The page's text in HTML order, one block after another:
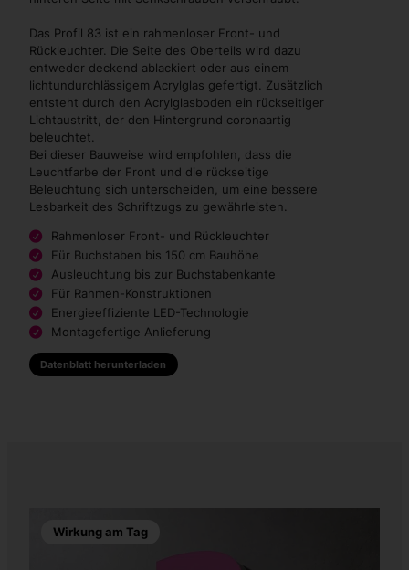
Das Profil 83 ist ein rahmenloser Front- und
Rückleuchter. Die Seite des Oberteils wird dazu
entweder deckend ablackiert oder aus einem
lichtundurchlässigem Acrylglas gefertigt. Zusätzlich
entsteht durch den Acrylglasboden ein rückseitiger
Lichtaustritt, der den Hintergrund coronaartig
beleuchtet.
Bei dieser Bauweise wird empfohlen, dass die
Leuchtfarbe der Front und die rückseitige
Beleuchtung sich unterscheiden, um eine bessere
Lesbarkeit des Schriftzugs zu gewährleisten.
Rahmenloser Front- und Rückleuchter
Für Buchstaben bis 150 cm Bauhöhe
Ausleuchtung bis zur Buchstabenkante
Für Rahmen-Konstruktionen
Energieeffiziente LED-Technologie
Montagefertige Anlieferung
Datenblatt herunterladen
Wirkung am Tag